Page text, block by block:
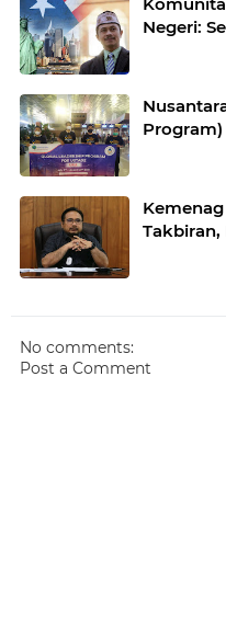
Negeri:
No comments:
Post a Comment